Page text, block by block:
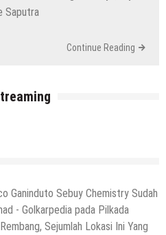
Saputra
Continue Reading
Ganinduto Sebuy Chemistry Sudah
- Golkarpedia pada Pilkada
Sejumlah Lokasi Ini Yang